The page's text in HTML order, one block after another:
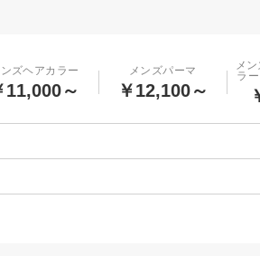
ンズヘアカラー
11,000～
メンズパーマ
￥12,100～
メ
ラ